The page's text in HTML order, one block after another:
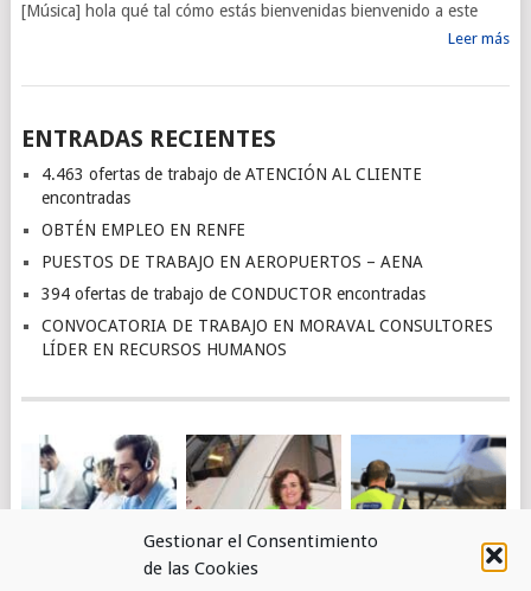
Gestionar el Consentimiento
de las Cookies
[Música] hola qué tal cómo estás bienvenidas bienvenido a este
Leer más
ENTRADAS RECIENTES
4.463 ofertas de trabajo de ATENCIÓN AL CLIENTE
encontradas
OBTÉN EMPLEO EN RENFE
PUESTOS DE TRABAJO EN AEROPUERTOS – AENA
394 ofertas de trabajo de CONDUCTOR encontradas
CONVOCATORIA DE TRABAJO EN MORAVAL CONSULTORES
LÍDER EN RECURSOS HUMANOS